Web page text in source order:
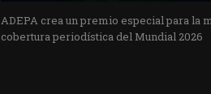
ADEPA crea un premio especial para la
cobertura periodística del Mundial 2026